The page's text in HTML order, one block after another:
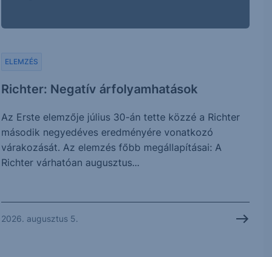
Richter: Negatív árfolyamhatások
ELEMZÉS
Az Erste elemzője július 30-án tette közzé a Richter
második negyedéves eredményére vonatkozó
várakozását. Az elemzés főbb megállapításai: A
Richter várhatóan augusztus...
2026. augusztus 5.